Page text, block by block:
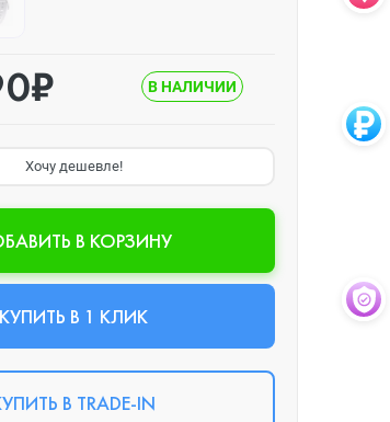
В НАЛИЧИИ
Хочу дешевле!
В КОРЗИНУ
КУПИТЬ В 1 КЛИК
В TRADE-IN